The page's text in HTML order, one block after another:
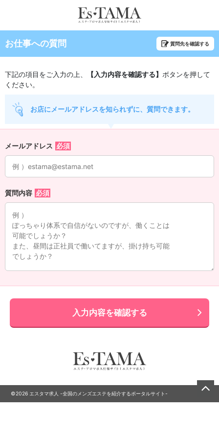
お仕事への質問 質問先を確認する
下記の項目をご入力の上、 【入力内容を確認する】 ボタンを押して
ください。
お店にメールアドレスを知られずに、質問できます。
メールアドレス
質問内容
入力内容を確認する
©2026 エスタマ求人 -全国のメンズエステを紹介するポータルサイト-